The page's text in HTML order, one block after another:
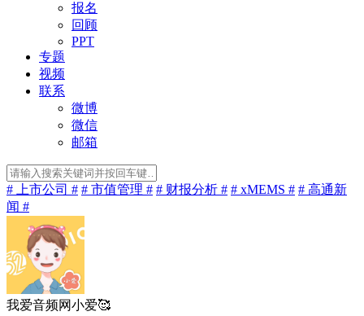
报名
回顾
PPT
专题
视频
联系
微博
微信
邮箱
# 上市公司 # # 市值管理 # # 财报分析 # # xMEMS # # 高通新
闻 #
我爱音频网小爱🥰